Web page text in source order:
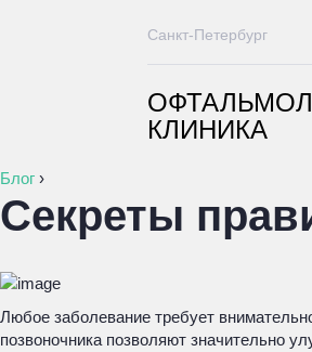
КЛИНИКА
Санкт-Петербург
Блог ›
Секреты
Любое заболевание требует
позвоночника позволяют значительно